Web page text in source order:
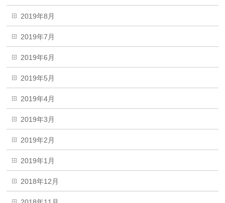
2019年8月
2019年7月
2019年6月
2019年5月
2019年4月
2019年3月
2019年2月
2019年1月
2018年12月